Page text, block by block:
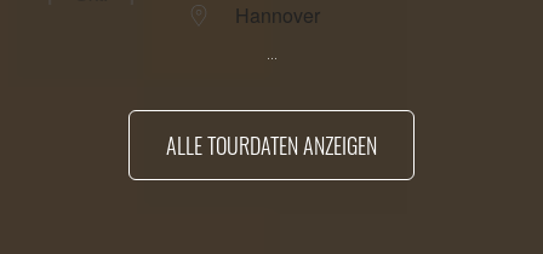
Hannover
...
ALLE TOURDATEN ANZEIGEN